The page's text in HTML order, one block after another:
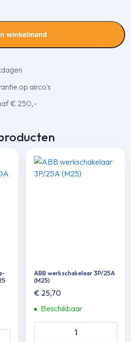
winkelmand
op airco's
€ 250,-
ABB werkscha­kelaar 3P/25A
(M25)
€ 25,70
Beschikbaar